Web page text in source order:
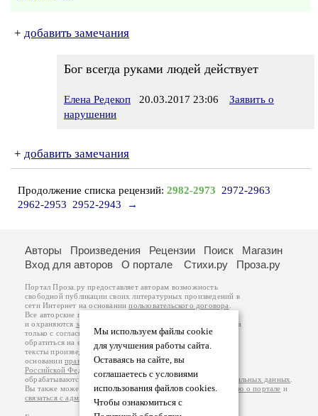
+ добавить замечания
Бог всегда руками людей действует
Елена Редекоп 20.03.2017 23:06
Заявить о
нарушении
+ добавить замечания
Продолжение списка рецензий: 2982-2973
2972-2963
2962-2953
2952-2943 →
Мы используем файлы cookie
для улучшения работы сайта.
Оставаясь на сайте, вы
соглашаетесь с условиями
использования файлов cookies.
Чтобы ознакомиться с
Авторы Произведения Рецензии Поиск
Магазин
Вход для авторов
О портале Стихи.ру Проза.ру
Портал Проза.ру предоставляет авторам возможность
свободной публикации своих литературных произведений в
сети Интернет на основаниипользовательского договора
Все авторские права на произведения принадлежат авторам
и охраняются законом
. Перепечатка произведений возможна
только с согласия его автора, к которому вы можете
обратиться на его авторской странице. Ответственность за
тексты произведений авторы несут самостоятельно на
основанииправил публикацииизаконодательства
Российской Федерации
обрабатываются на основанииПолитики обработки персональных данных
Вы также можете посмотреть более подробнуюинформацию о портале и
связаться с администрацией